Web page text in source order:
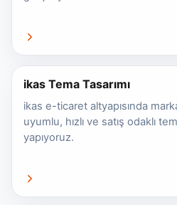
ikas Tema Tasarımı
ikas e-ticaret altyapısında
uyumlu, hızlı ve satış odaklı
yapıyoruz.